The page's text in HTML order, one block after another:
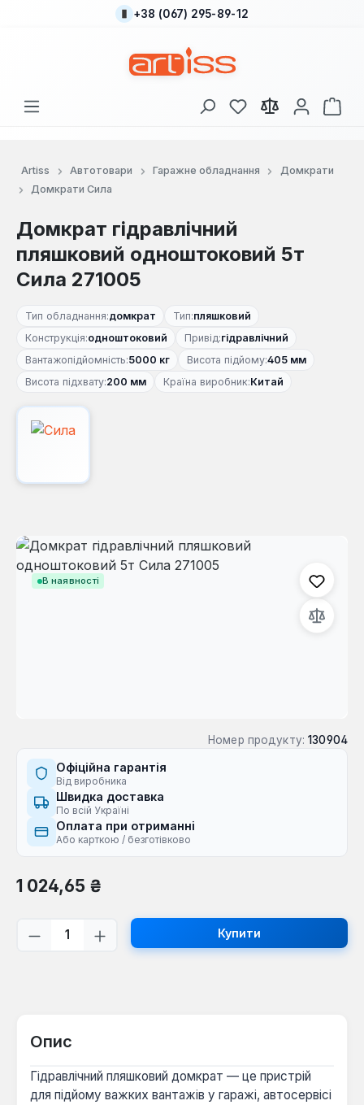
Перейти до основного вмісту
+38 (067) 295-89-12
У вас є 0 у списку
Artiss Автотовари Гаражне обладнання
Домкрати
Домкрати Сила
Домкрат гідравлічний
пляшковий одноштоковий 5т
Сила 271005
Тип обладнання:домкрат Тип:пляшковий
Конструкція:одноштоковий Привід:гідравлічний
Вантажопідйомність:5000 кг Висота підйому:405 мм
Висота підхвату:200 мм Країна виробник:Китай
В наявності
Пропустити галерею зображень
Номер продукту: 130904
Офіційна гарантія
Від виробника
Швидка доставка
По всій Україні
Оплата при отриманні
Або карткою / безготівково
Звичайна ціна:
1 024,65 ₴
Кількість товару: Введіть потрібну
Купити
Опис
Гідравлічний пляшковий домкрат — це пристрій
для підйому важких вантажів у гаражі, автосервісі